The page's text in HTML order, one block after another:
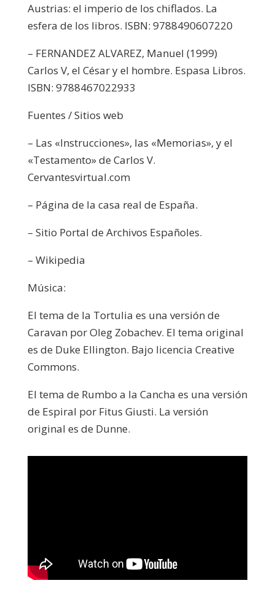
Austrias: el imperio de los chiflados. La
esfera de los libros. ISBN: 9788490607220
– FERNANDEZ ALVAREZ, Manuel (1999)
Carlos V, el César y el hombre. Espasa Libros.
ISBN: 9788467022933
Fuentes / Sitios web
– Las «Instrucciones», las «Memorias», y el
«Testamento» de Carlos V.
Cervantesvirtual.com
– Página de la casa real de España.
– Sitio Portal de Archivos Españoles.
– Wikipedia
Música:
El tema de la Tortulia es una versión de
Caravan por Oleg Zobachev. El tema original
es de Duke Ellington. Bajo licencia Creative
Commons.
El tema de Rumbo a la Cancha es una versión
de Espiral por Fitus Giusti. La versión
original es de Dunne.